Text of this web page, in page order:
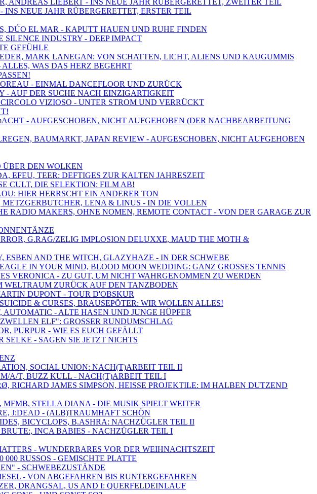
NEUE JAHR RÜBERGERETTET, ERSTER TEIL
DÚO EL MAR - KAPUTT HAUEN UND RUHE FINDEN
INDUSTRY - DEEP IMPACT
GEFÜHLE
MARK LANEGAN: VON SCHATTEN, LICHT, ALIENS UND KAUGUMMIS
WAS DAS HERZ BEGEHRT
- EINMAL DANCEFLOOR UND ZURÜCK
- AUF DER SUCHE NACH EINZIGARTIGKEIT
VIZIOSO - UNTER STROM UND VERRÜCKT
- AUFGESCHOBEN, NICHT AUFGEHOBEN (DER NACHBEARBEITUNG
BAUMARKT, JAPAN REVIEW - AUFGESCHOBEN, NICHT AUFGEHOBEN
ÜBER DEN WOLKEN
EFEU, TEER: DEFTIGES ZUR KALTEN JAHRESZEIT
CULT, DIE SELEKTION: FILM AB!
HIER HERRSCHT EIN ANDERER TON
LENA & LINUS - IN DIE VOLLEN
RADIO MAKERS, OHNE NOMEN, REMOTE CONTACT - VON DER GARAGE ZUR
G.RAG/ZELIG IMPLOSION DELUXXE, MAUD THE MOTH &
ESBEN AND THE WITCH, GLAZYHAZE - IN DER SCHWEBE
IN YOUR MIND, BLOOD MOON WEDDING: GANZ GROSSES TENNIS
VERONICA - ZU GUT, UM NICHT WAHRGENOMMEN ZU WERDEN
WELTRAUM ZURÜCK AUF DEN TANZBODEN
DUPONT - TOUR D'OBSKUR
& CURSES, BRAUSEPÖTER: WIR WOLLEN ALLES!
- ALTE HASEN UND JUNGE HÜPFER
ELF": GROSSER RUNDUMSCHLAG
PURPUR - WIE ES EUCH GEFÄLLT
SELKE - SAGEN SIE JETZT NICHTS
SOCIAL UNION: NACH(T)ARBEIT TEIL II
A/T, BUZZ KULL - NACH(T)ARBEIT TEIL I
RICHARD JAMES SIMPSON, HEISSE PROJEKTILE: IM HALBEN DUTZEND
STELLA DIANA - DIE MUSIK SPIELT WEITER
J:DEAD - (ALB)TRAUMHAFT SCHÖN
BICYCLOPS, B.ASHRA: NACHZÜGLER TEIL II
INCA BABIES - NACHZÜGLER TEIL I
- WUNDERBARES VOR DER WEIHNACHTSZEIT
RUSSOS - GEMISCHTE PLATTE
- SCHWEBEZUSTÄNDE
- VON ABGEFAHREN BIS RUNTERGEFAHREN
DRANGSAL, US AND I: QUERFELDEINLAUF